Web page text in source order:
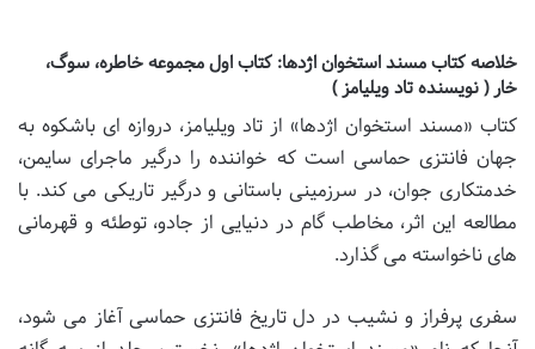
خلاصه کتاب مسند استخوان اژدها: کتاب اول مجموعه خاطره، سوگ،
خار ( نویسنده تاد ویلیامز )
کتاب «مسند استخوان اژدها» از تاد ویلیامز، دروازه ای باشکوه به
جهان فانتزی حماسی است که خواننده را درگیر ماجرای سایمن،
خدمتکاری جوان، در سرزمینی باستانی و درگیر تاریکی می کند. با
مطالعه این اثر، مخاطب گام در دنیایی از جادو، توطئه و قهرمانی
های ناخواسته می گذارد.
سفری پرفراز و نشیب در دل تاریخ فانتزی حماسی آغاز می شود،